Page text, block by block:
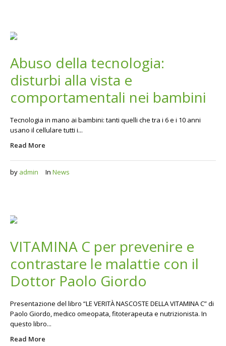
Abuso della tecnologia:
disturbi alla vista e
comportamentali nei bambini
Tecnologia in mano ai bambini: tanti quelli che tra i 6 e i 10 anni
usano il cellulare tutti i...
Read More
by admin In News
VITAMINA C per prevenire e
contrastare le malattie con il
Dottor Paolo Giordo
Presentazione del libro “LE VERITÀ NASCOSTE DELLA VITAMINA C” di
Paolo Giordo, medico omeopata, fitoterapeuta e nutrizionista. In
questo libro...
Read More